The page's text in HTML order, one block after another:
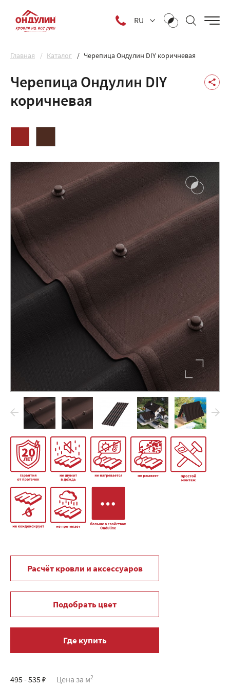
RU
Главная Каталог Черепица Ондулин DIY коричневая
Черепица Ондулин DIY
коричневая
Расчёт кровли и аксессуаров
Подобрать цвет
Где купить
495 - 535 ₽ Цена за м2